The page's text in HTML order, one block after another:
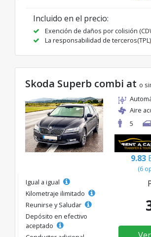
Incluido en el precio:
Exención de daños por colisión
La responsabilidad de terceros(TPL)
Skoda Superb combi at o
Aire
5
9.83
(6
Igual a igual
Kilometraje ilimitado
Reunirse y Saludar
Depósito en efectivo
aceptado